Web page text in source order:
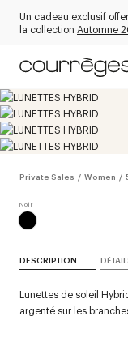
Un cadeau exclusif
la collection Automne
Private Sales / Women /
DESCRIPTION
Lunettes de soleil
argenté sur les